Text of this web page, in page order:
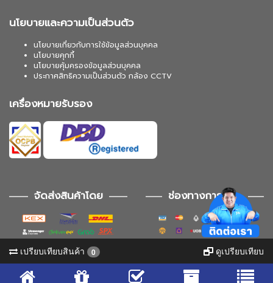
นโยบายและความเป็นส่วนตัว
นโยบายเกี่ยวกับการใช้ข้อมูลส่วนบุคคล
นโยบายคุกกี้
นโยบายคุ้มครองข้อมูลส่วนบุคคล
ประกาศสิทธิความเป็นส่วนตัว กล้อง CCTV
เครื่องหมายรับรอง
จัดส่งสินค้าโดย ช่องทางการชำระ
ช่องทางการติดตาม
เปรียบเทียบสินค้า 0 ดูเปรียบเทียบ